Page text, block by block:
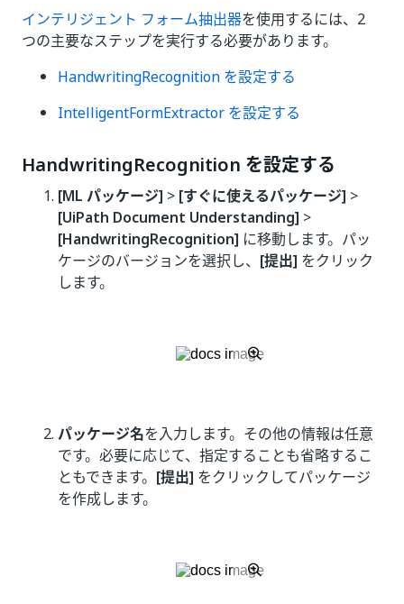
インテリジェント フォーム抽出器を使用するには、2
つの主要なステップを実行する必要があります。
HandwritingRecognition を設定する
IntelligentFormExtractor を設定する
HandwritingRecognition を設定する
[ML パッケージ] > [すぐに使えるパッケージ] >
[UiPath Document Understanding] >
[HandwritingRecognition] に移動します。パッ
ケージのバージョンを選択し、 [提出] をクリック
します。
パッケージ名を入力します。その他の情報は任意
です。必要に応じて、指定することも省略するこ
ともできます。 [提出] をクリックしてパッケージ
を作成します。